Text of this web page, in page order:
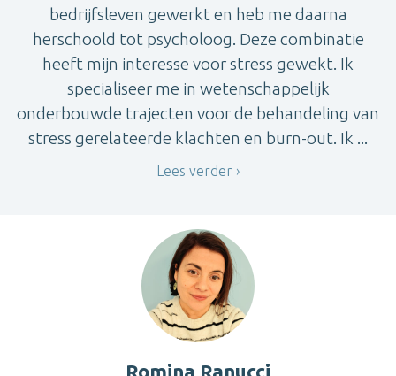
bedrijfsleven gewerkt en heb me daarna
herschoold tot psycholoog. Deze combinatie
heeft mijn interesse voor stress gewekt. Ik
specialiseer me in wetenschappelijk
onderbouwde trajecten voor de behandeling van
stress gerelateerde klachten en burn-out. Ik ...
Lees verder
Romina Ranucci